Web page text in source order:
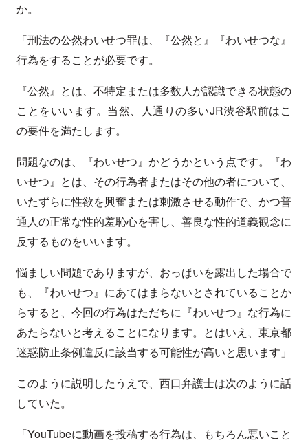
か。
「刑法の公然わいせつ罪は、『公然と』『わいせつな』
行為をすることが必要です。
『公然』とは、不特定または多数人が認識できる状態の
ことをいいます。当然、人通りの多いJR渋谷駅前はこ
の要件を満たします。
問題なのは、『わいせつ』かどうかという点です。『わ
いせつ』とは、その行為者またはその他の者について、
いたずらに性欲を興奮または刺激させる動作で、かつ普
通人の正常な性的羞恥心を害し、善良な性的道義観念に
反するものをいいます。
悩ましい問題でありますが、おっぱいを露出した場合で
も、『わいせつ』にあてはまらないとされていることか
らすると、今回の行為はただちに『わいせつ』な行為に
あたらないと考えることになります。とはいえ、東京都
迷惑防止条例違反に該当する可能性が高いと思います」
このように説明したうえで、西口弁護士は次のように話
していた。
「YouTubeに動画を投稿する行為は、もちろん悪いこと